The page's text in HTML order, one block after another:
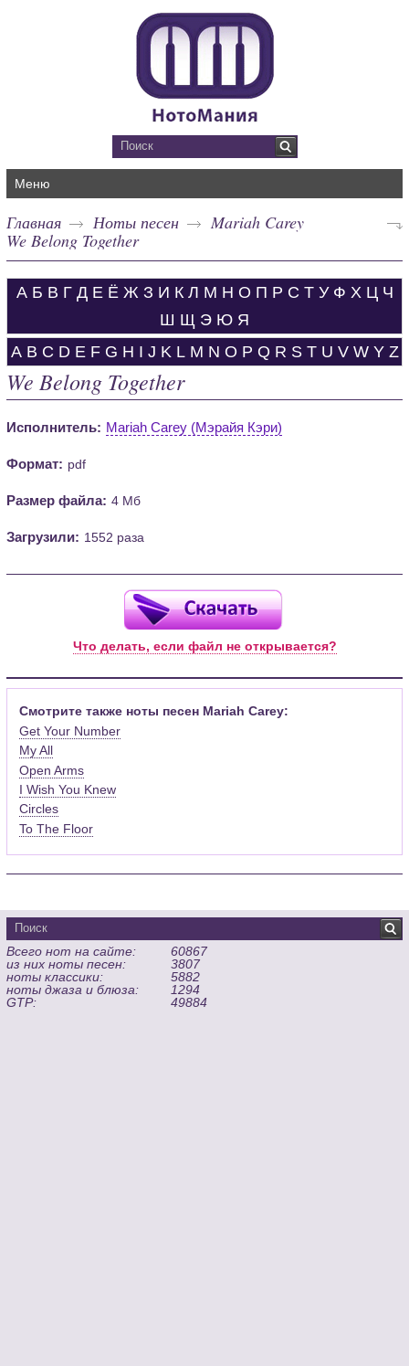
Меню
Главная Ноты песен
Mariah Carey
We Belong Together
А Б В Г Д Е Ё Ж З И К Л М Н О П Р С Т У Ф Х Ц Ч
Ш Щ Э Ю Я
A B C D E F G H I J K L M N O P Q R S T U V W Y Z
We Belong Together
Исполнитель: Mariah Carey (Мэрайя Кэри)
Формат: pdf
Размер файла: 4 Мб
Загрузили: 1552 раза
Что делать, если файл не открывается?
Смотрите также ноты песен Mariah Carey:
Get Your Number
My All
Open Arms
I Wish You Knew
Circles
To The Floor
Всего нот на сайте:
60867
из них ноты песен:
3807
ноты классики:
5882
ноты джаза и блюза:
1294
GTP:
49884